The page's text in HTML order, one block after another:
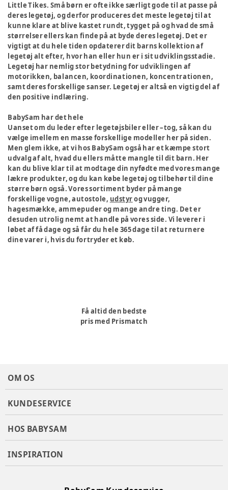
Little Tikes. Små børn er ofte ikke særligt gode til at passe på
deres legetøj, og derfor produceres det meste legetøj til at
kunne klare at blive kastet rundt, tygget på og hvad de små
størrelser ellers kan finde på at byde deres legetøj. Det er
vigtigt at du hele tiden opdaterer dit barns kollektion af
legetøj alt efter, hvor han eller hun er i sit udviklingsstadie.
Legetøj har nemlig stor betydning for udviklingen af
motorikken, balancen, koordinationen, koncentrationen,
samt deres forskellige sanser. Legetøj er altså en vigtig del af
den positive indlæring.
BabySam har det hele
Uanset om du leder efter legetøjsbiler eller –tog, så kan du
vælge imellem en masse forskellige modeller her på siden.
Men glem ikke, at vi hos BabySam også har et kæmpe stort
udvalg af alt, hvad du ellers måtte mangle til dit barn. Her
kan du blive klar til at modtage din nyfødte med vores mange
lækre produkter, og du kan købe legetøj og tilbehør til dine
større børn også. Vores sortiment byder på mange
forskellige vogne, autostole, udstyrog vugger,
hagesmække, ammepuder og mange andre ting. Det er
desuden utrolig nemt at handle på vores side. Vi leverer i
løbet af få dage og så får du hele 365 dage til at returnere
dine varer i, hvis du fortryder et køb.
Få altid den bedste
pris med Prismatch
OM OS
KUNDESERVICE
HOS BABYSAM
INSPIRATION